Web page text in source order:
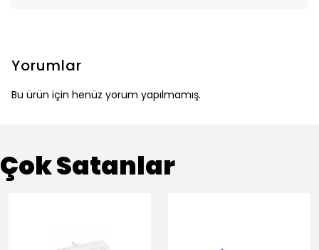
Yorumlar
Bu ürün için henüz yorum yapılmamış.
Çok Satanlar